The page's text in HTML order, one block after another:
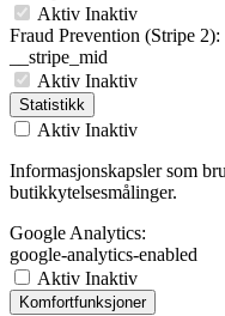
Aktiv Inaktiv
Fraud Prevention (Stripe 2):
__stripe_mid
Aktiv Inaktiv
Statistikk
Aktiv Inaktiv
Informasjonskapsler som
butikkytelsesmålinger.
Google Analytics:
google-analytics-enabled
Aktiv Inaktiv
Komfortfunksjoner